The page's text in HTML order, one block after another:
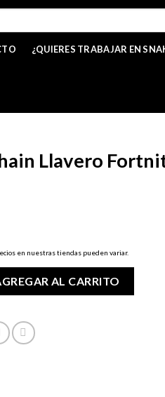
¿QUIERES TRABAJAR EN
Llavero
en nuestras tiendas pueden variar.
AL CARRITO